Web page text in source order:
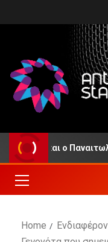
και ο Παναιτωλικός
Home